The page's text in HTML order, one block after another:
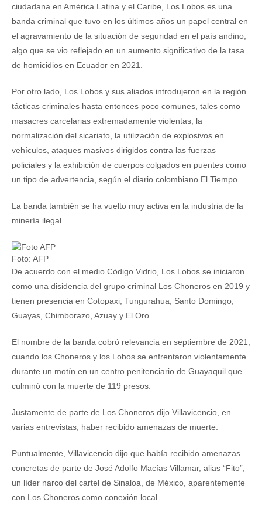
ciudadana en América Latina y el Caribe, Los Lobos es una
banda criminal que tuvo en los últimos años un papel central en
el agravamiento de la situación de seguridad en el país andino,
algo que se vio reflejado en un aumento significativo de la tasa
de homicidios en Ecuador en 2021.
Por otro lado, Los Lobos y sus aliados introdujeron en la región
tácticas criminales hasta entonces poco comunes, tales como
masacres carcelarias extremadamente violentas, la
normalización del sicariato, la utilización de explosivos en
vehículos, ataques masivos dirigidos contra las fuerzas
policiales y la exhibición de cuerpos colgados en puentes como
un tipo de advertencia, según el diario colombiano El Tiempo.
La banda también se ha vuelto muy activa en la industria de la
minería ilegal.
Foto: AFP
De acuerdo con el medio Código Vidrio, Los Lobos se iniciaron
como una disidencia del grupo criminal Los Choneros en 2019 y
tienen presencia en Cotopaxi, Tungurahua, Santo Domingo,
Guayas, Chimborazo, Azuay y El Oro.
El nombre de la banda cobró relevancia en septiembre de 2021,
cuando los Choneros y los Lobos se enfrentaron violentamente
durante un motín en un centro penitenciario de Guayaquil que
culminó con la muerte de 119 presos.
Justamente de parte de Los Choneros dijo Villavicencio, en
varias entrevistas, haber recibido amenazas de muerte.
Puntualmente, Villavicencio dijo que había recibido amenazas
concretas de parte de José Adolfo Macías Villamar, alias “Fito”,
un líder narco del cartel de Sinaloa, de México, aparentemente
con Los Choneros como conexión local.